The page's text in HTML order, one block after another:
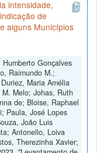
intensidade,
de
alguns Municípios
Gonçalves
Raimundo M.;
Maria Amélia
Melo; Johas, Ruth
de; Bloise, Raphael
Paula, José Lopes
João Luis
Antonello, Loiva
Therezinha Xavier;